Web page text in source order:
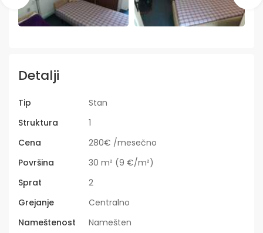
Detalji
Tip
Stan
Struktura
1
Cena
280€ /mesečno
Površina
30 m² (9 €/m²)
Sprat
2
Grejanje
Centralno
Nameštenost
Namešten